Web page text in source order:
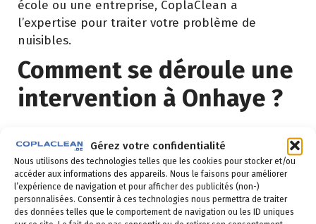
Gérez votre confidentialité
Nous utilisons des technologies telles que les cookies pour stocker et/ou
accéder aux informations des appareils. Nous le faisons pour améliorer
l’expérience de navigation et pour afficher des publicités (non-)
personnalisées. Consentir à ces technologies nous permettra de traiter
des données telles que le comportement de navigation ou les ID uniques
école ou une entreprise, CoplaClean a
l’expertise pour traiter votre problème de
nuisibles.
Comment se déroule une
intervention à Onhaye ?
formulaire ci-dessous ou vous nous appelez au
02 523 21 89. Réponse sous 24h.
Diagnostic gratuit: notre technicien vient
identifier la nuisance et son origine.